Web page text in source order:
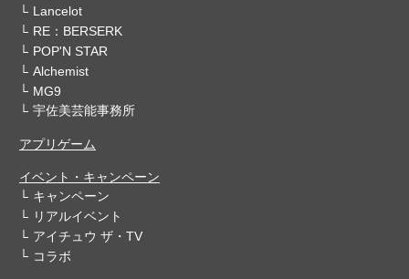
Lancelot
RE：BERSERK
POP'N STAR
Alchemist
MG9
宇佐美芸能事務所
アプリゲーム
イベント・キャンペーン
キャンペーン
リアルイベント
アイチュウ ザ・TV
コラボ